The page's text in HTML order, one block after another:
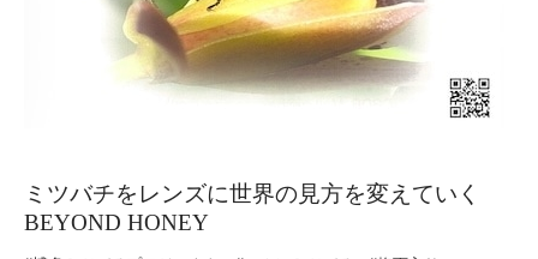
ミツバチをレンズに世界の見方を変えていく
BEYOND HONEY